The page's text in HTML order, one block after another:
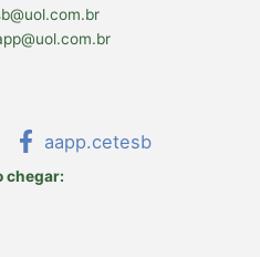
aapp.cetesb
chegar: